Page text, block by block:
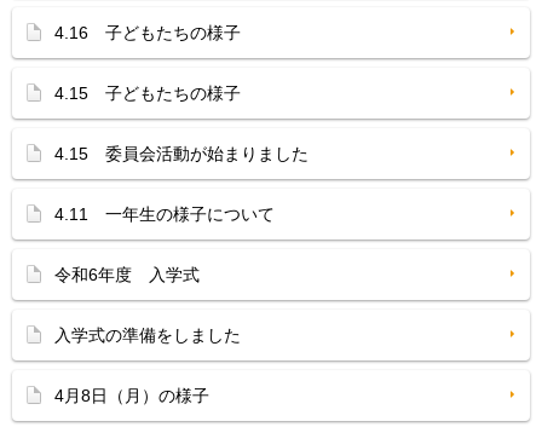
4.16 子どもたちの様子
4.15 子どもたちの様子
4.15 委員会活動が始まりました
4.11 一年生の様子について
令和6年度 入学式
入学式の準備をしました
4月8日（月）の様子